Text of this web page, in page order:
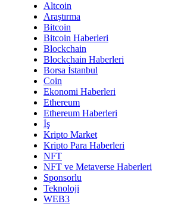
Altcoin
Araştırma
Bitcoin
Bitcoin Haberleri
Blockchain
Blockchain Haberleri
Borsa İstanbul
Coin
Ekonomi Haberleri
Ethereum
Ethereum Haberleri
İş
Kripto Market
Kripto Para Haberleri
NFT
NFT ve Metaverse Haberleri
Sponsorlu
Teknoloji
WEB3